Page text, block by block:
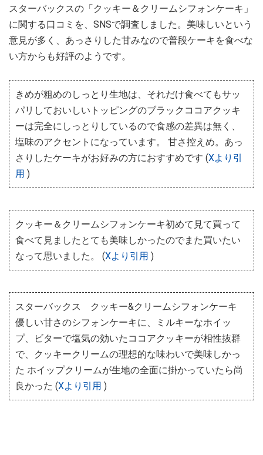
スターバックスの「クッキー＆クリームシフォンケーキ」
に関する口コミを、SNSで調査しました。美味しいという
意見が多く、あっさりした甘みなので普段ケーキを食べな
い方からも好評のようです。
きめが粗めのしっとり生地は、それだけ食べてもサッ
パリしておいしいトッピングのブラックココアクッキ
ーは完全にしっとりしているので食感の差異は無く、
塩味のアクセントになっています。 甘さ控えめ。あっ
さりしたケーキがお好みの方におすすめです (Xより引
用 )
クッキー＆クリームシフォンケーキ初めて見て買って
食べて見ましたとても美味しかったのでまた買いたい
なって思いました。 (Xより引用 )
スターバックス クッキー&クリームシフォンケーキ
優しい甘さのシフォンケーキに、ミルキーなホイッ
プ、ビターで塩気の効いたココアクッキーが相性抜群
で、クッキークリームの理想的な味わいで美味しかっ
た ホイップクリームが生地の全面に掛かっていたら尚
良かった (Xより引用 )